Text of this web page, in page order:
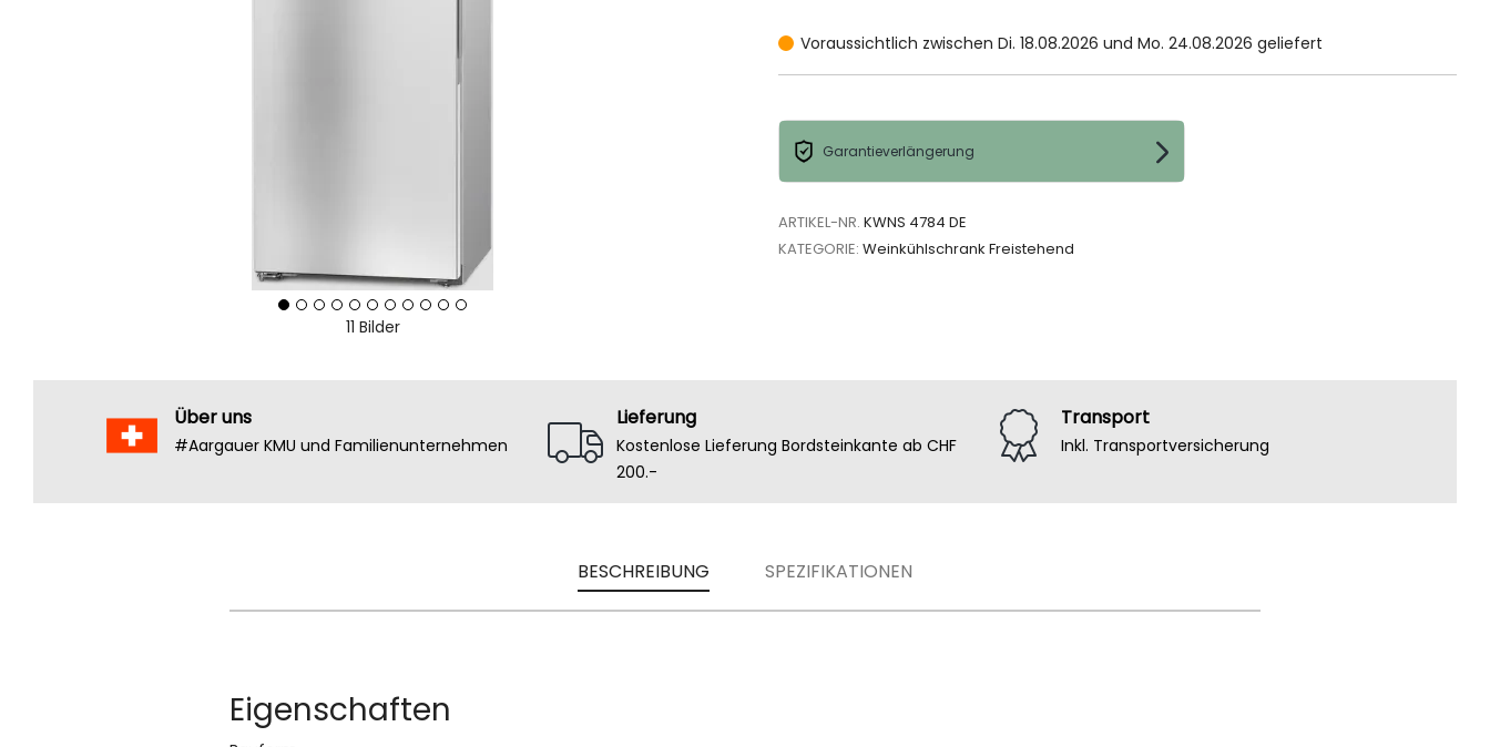
11 Bilder
Voraussichtlich zwischen Di. 18.08.2026 und Mo. 24.08.2026 geliefert
Garantieverlängerung
ARTIKEL-NR. KWNS 4784 DE
KATEGORIE: Weinkühlschrank Freistehend
Über uns
#Aargauer KMU und Familienunternehmen
Lieferung
Kostenlose Lieferung Bordsteinkante ab CHF
200.-
Transport
Inkl. Transportversicherung
BESCHREIBUNG SPEZIFIKATIONEN
Eigenschaften